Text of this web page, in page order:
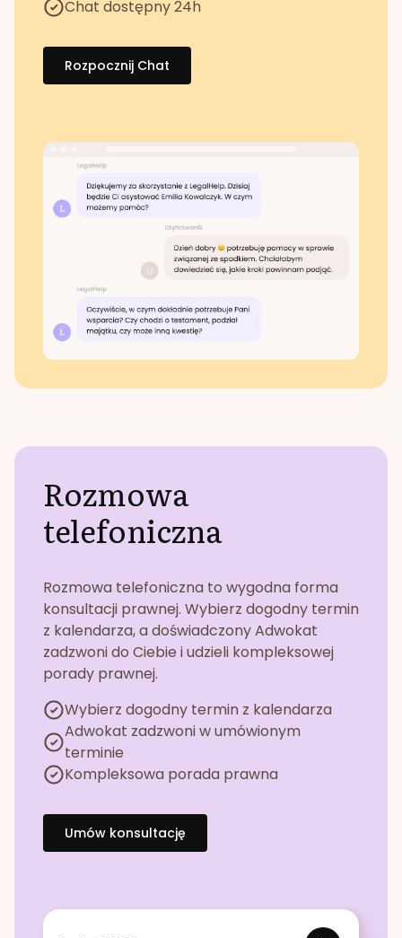
Chat dostępny 24h
Rozpocznij Chat
Rozmowa
telefoniczna
Rozmowa telefoniczna to wygodna forma
konsultacji prawnej. Wybierz dogodny termin
z kalendarza, a doświadczony Adwokat
zadzwoni do Ciebie i udzieli kompleksowej
porady prawnej.
Wybierz dogodny termin z kalendarza
Adwokat zadzwoni w umówionym
terminie
Kompleksowa porada prawna
Umów konsultację